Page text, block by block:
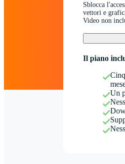
Sblocca
vettori e
Video non
Il piano
Un